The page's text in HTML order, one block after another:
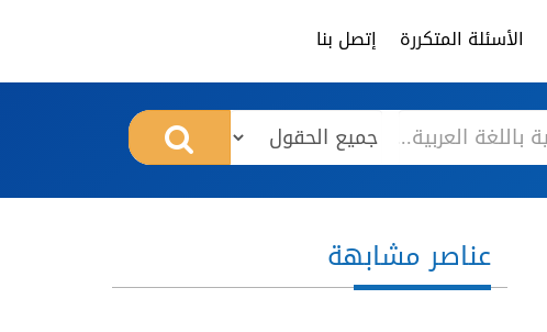
الأسئلة المتكررة إتصل بنا
عناصر مشابهة